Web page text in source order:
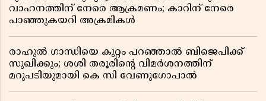
വാഹനത്തിന് നേരെ ആക്രമണം; കാറിന് നേരെ
പാഞ്ഞുകയറി അക്രമികൾ
രാഹുൽ ഗാന്ധിയെ കുറ്റം പറഞ്ഞാൽ ബിജെപിക്ക്
സുഖിക്കും; ശശി തരൂരിന്റെ വിമർശനത്തിന്
മറുപടിയുമായി കെ സി വേണുഗോപാൽ